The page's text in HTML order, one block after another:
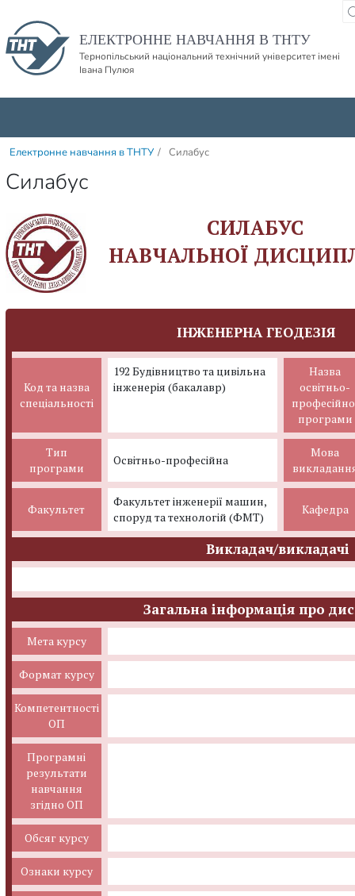
ЕЛЕКТРОННЕ НАВЧАННЯ В ТНТУ
Тернопільський національний технічний університет імені
Івана Пулюя
Електронне навчання в ТНТУ / Силабус
Силабус
СИЛАБУС
НАВЧАЛЬНОЇ
ІНЖЕНЕРНА ГЕОДЕЗІЯ
Код та назва
спеціальності
Назва
освітньо-
програми
192 Будівництво та цивільна
інженерія (бакалавр)
Тип
програми
Освітньо-професійна
Мова
Факультет
Факультет інженерії машин,
споруд та технологій (ФМТ)
Кафедра
Викладач/викладачі
Загальна інформація про
Мета курсу
Формат курсу
Компетентності
ОП
Програмні
результати
навчання
згідно ОП
Обсяг курсу
Ознаки курсу